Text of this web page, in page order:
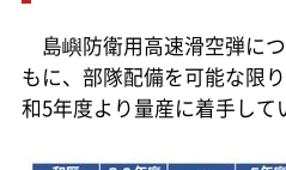
島嶼防衛用高速滑空弾に
もに、部隊配備を可能な限
和5年度より量産に着手して